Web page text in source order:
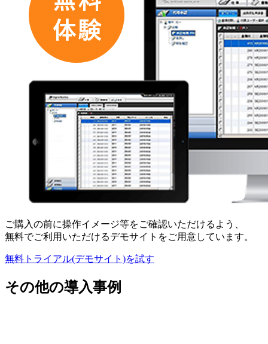
ご購入の前に操作イメージ等をご確認いただけるよう、
無料でご利用いただけるデモサイトをご用意しています。
無料トライアル(デモサイト)を試す
その他の導入事例